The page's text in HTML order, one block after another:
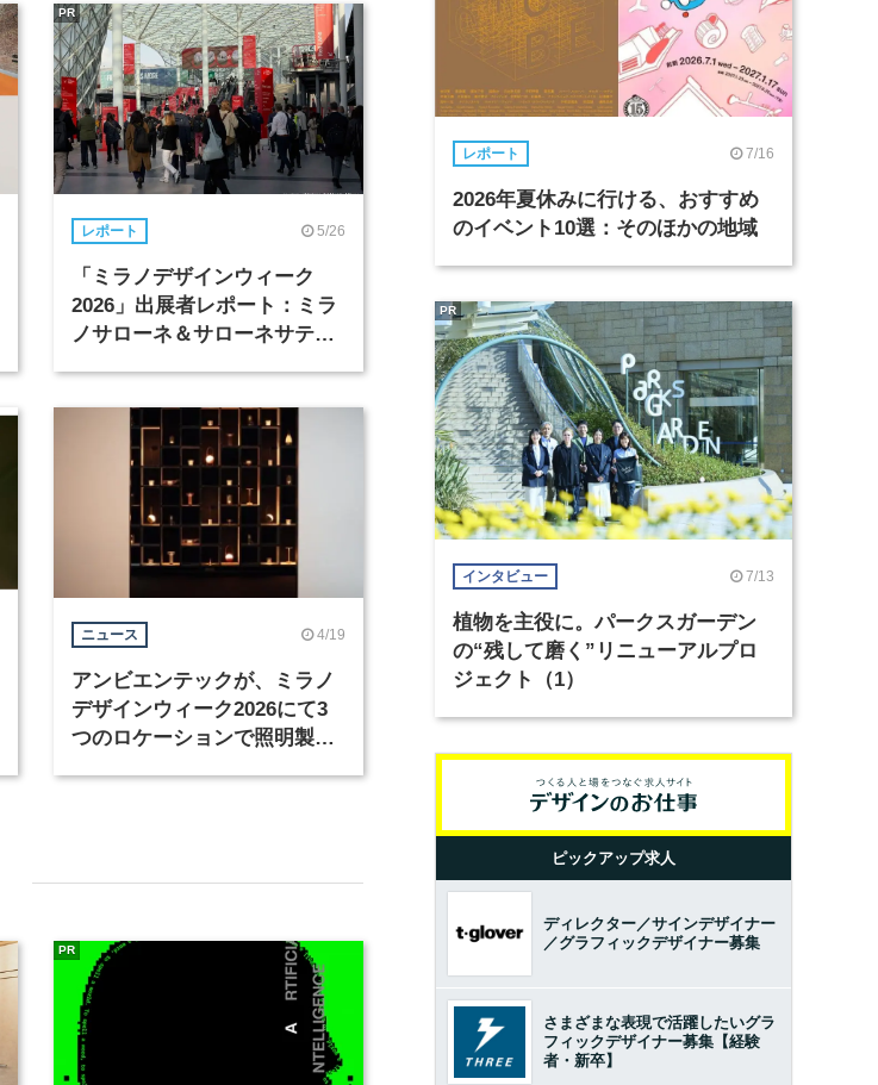
レポート 5/26
「ミラノデザインウィーク
2026」出展者レポート：ミラ
ノサローネ＆サローネサテリ
PR
ニュース 4/19
アンビエンテックが、ミラノ
デザインウィーク2026にて3
つのロケーションで照明製品
PR
レポート 7/16
2026年夏休みに行ける、おすすめ
のイベント10選：そのほかの地域
インタビュー 7/13
植物を主役に。パークスガーデン
の“残して磨く”リニューアルプロ
ジェクト（1）
PR
ピックアップ求人
ディレクター／サインデザイナー
／グラフィックデザイナー募集
さまざまな表現で活躍したいグラ
フィックデザイナー募集【経験
者・新卒】